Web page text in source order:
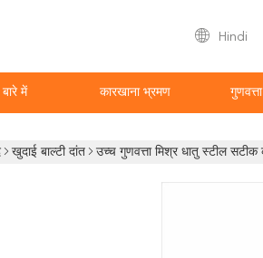
Hindi
बारे में कारखाना भ्रमण
खुदाई बाल्टी दांत उच्च गुणवत्ता मिश्र धातु स्टील